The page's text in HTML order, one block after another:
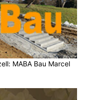
MABA Bau Marcel